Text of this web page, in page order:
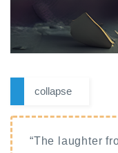
collapse
“The laughter